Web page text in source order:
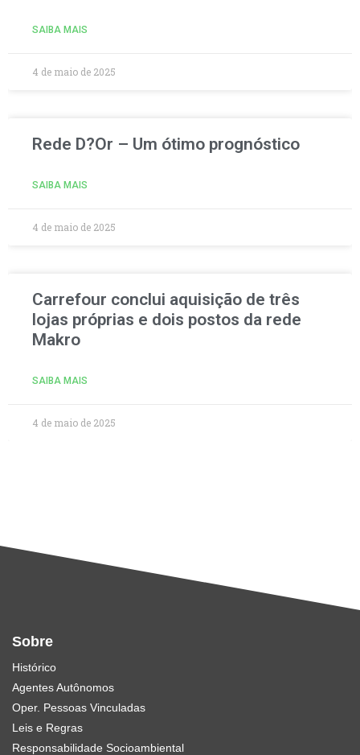
SAIBA MAIS
4 de maio de 2025
Rede D?Or – Um ótimo prognóstico
SAIBA MAIS
4 de maio de 2025
Carrefour conclui aquisição de três
lojas próprias e dois postos da rede
Makro
SAIBA MAIS
4 de maio de 2025
Sobre
Histórico
Agentes Autônomos
Oper. Pessoas Vinculadas
Leis e Regras
Responsabilidade Socioambiental